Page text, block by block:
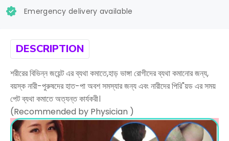
Emergency delivery available
DESCRIPTION
শরীরের বিভিন্ন জয়েন্ট এর ব্যথা কমাতে,হাড় ভাঙ্গা রােগীদের ব্যথা কমানাের জন্য,
বয়স্ক নারী-পুরুষদের হাত-পা অবশ সমস্যার জন্য এবং নারীদের পিরি"য়ড এর সময়
পেট ব্যথা কমাতে অত্যন্ত কার্যকরী।
(Recommended by Physician )